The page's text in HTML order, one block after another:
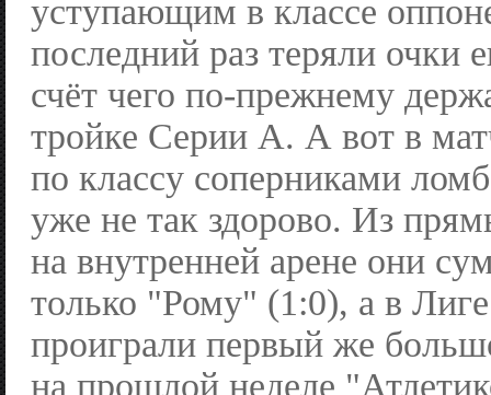
уступающим в классе
последний раз теряли очки
счёт чего по-прежнему
тройке Серии А. А вот в
по классу соперниками
уже не так здорово. Из
на внутренней арене они
только "Рому" (1:0), а в
проиграли первый же
на прошлой неделе